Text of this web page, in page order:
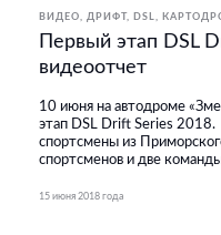
ВИДЕО ДРИФТ DSL
Первый этап DSL
видеоотчет
10 июня на автодроме
этап DSL Drift Series 2018.
спортсмены из
спортсменов и две
15 июня 2018 года